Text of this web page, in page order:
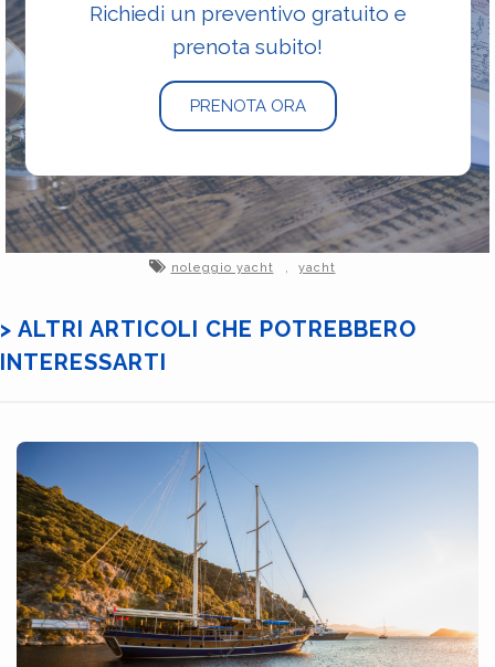
Richiedi un preventivo gratuito e
prenota subito!
PRENOTA ORA
noleggio yacht yacht
> ALTRI ARTICOLI CHE POTREBBERO
INTERESSARTI